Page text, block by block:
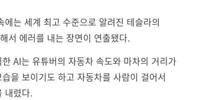
는 세계 최고 수준으로 알려진 테슬라의
서 에러를 내는 장면이 연출됐다.
AI는 유튜버의 자동차 속도와 마차의 거리가
을 보이기도 하고 자동차를 사람이 걸어서
내렸다.